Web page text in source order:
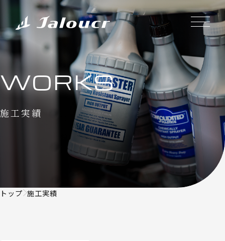
WORKS
施工実績
トップ 施工実績